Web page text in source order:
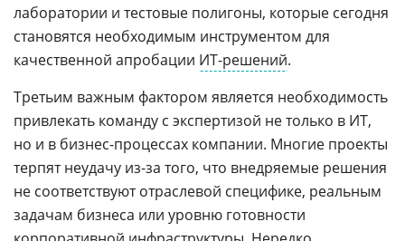
лаборатории и тестовые полигоны, которые сегодня
становятся необходимым инструментом для
качественной апробации ИТ-решений.
Третьим важным фактором является необходимость
привлекать команду с экспертизой не только в ИТ,
но и в бизнес-процессах компании. Многие проекты
терпят неудачу из-за того, что внедряемые решения
не соответствуют отраслевой специфике, реальным
задачам бизнеса или уровню готовности